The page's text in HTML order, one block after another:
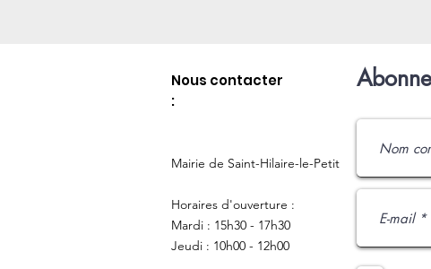
Nous contacter
:
Mairie de Saint-Hilaire-le-Petit
Horaires d'ouverture :
Mardi : 15h30 - 17h30
Jeudi : 10h00 - 12h00